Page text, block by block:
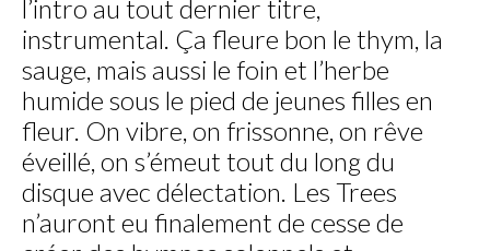
l’intro au tout dernier titre,
instrumental. Ça fleure bon le thym, la
sauge, mais aussi le foin et l’herbe
humide sous le pied de jeunes filles en
fleur. On vibre, on frissonne, on rêve
éveillé, on s’émeut tout du long du
disque avec délectation. Les Trees
n’auront eu finalement de cesse de